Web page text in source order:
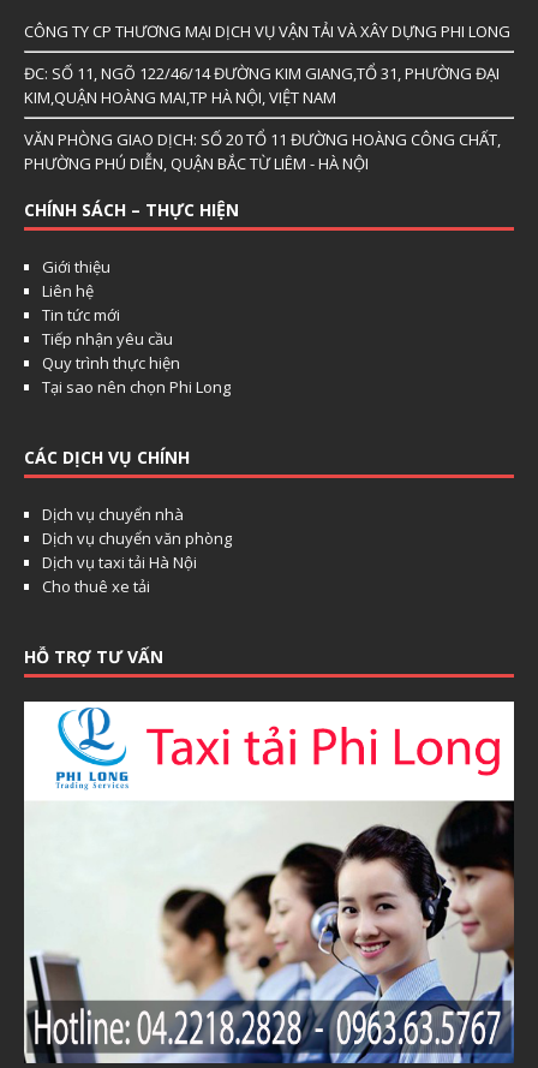
CÔNG TY CP THƯƠNG MẠI DỊCH VỤ VẬN TẢI VÀ XÂY DỰNG PHI LONG
ĐC: SỐ 11, NGÕ 122/46/14 ĐƯỜNG KIM GIANG,TỔ 31, PHƯỜNG ĐẠI
KIM,QUẬN HOÀNG MAI,TP HÀ NỘI, VIỆT NAM
VĂN PHÒNG GIAO DỊCH: SỐ 20 TỔ 11 ĐƯỜNG HOÀNG CÔNG CHẤT,
PHƯỜNG PHÚ DIỄN, QUẬN BẮC TỪ LIÊM - HÀ NỘI
CHÍNH SÁCH – THỰC HIỆN
Giới thiệu
Liên hệ
Tin tức mới
Tiếp nhận yêu cầu
Quy trình thực hiện
Tại sao nên chọn Phi Long
CÁC DỊCH VỤ CHÍNH
Dịch vụ chuyển nhà
Dịch vụ chuyển văn phòng
Dịch vụ taxi tải Hà Nội
Cho thuê xe tải
HỖ TRỢ TƯ VẤN